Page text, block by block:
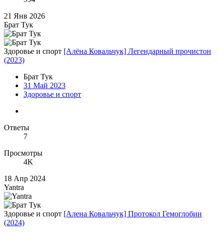
21 Янв 2026
Брат Тук
Здоровье и спорт [Алёна Ковальчук] Легендарный прочистон
(2023)
Брат Тук
31 Май 2023
Здоровье и спорт
Ответы
7
Просмотры
4K
18 Апр 2024
Yantra
Здоровье и спорт [Алена Ковальчук] Протокол Гемоглобин
(2024)